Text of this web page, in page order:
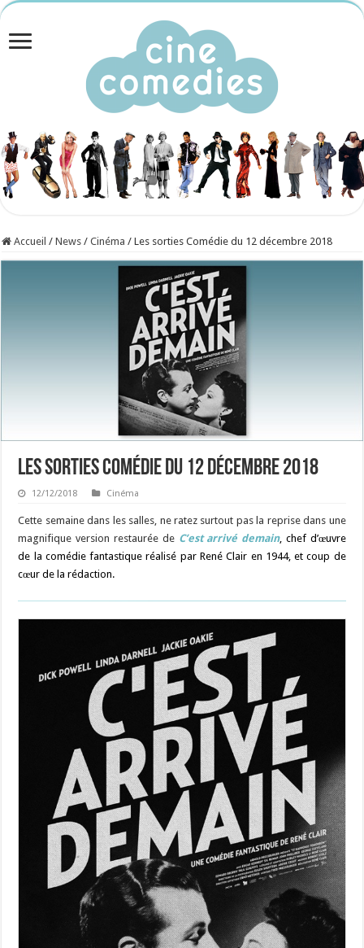
Accueil / News / Cinéma / Les sorties Comédie du 12 décembre 2018
Les sorties Comédie du 12 décembre 2018
12/12/2018 Cinéma
Cette semaine dans les salles, ne ratez surtout pas la reprise dans une
magnifique version restaurée de C’est arrivé demain, chef d’œuvre
de la comédie fantastique réalisé par René Clair en 1944, et coup de
cœur de la rédaction.